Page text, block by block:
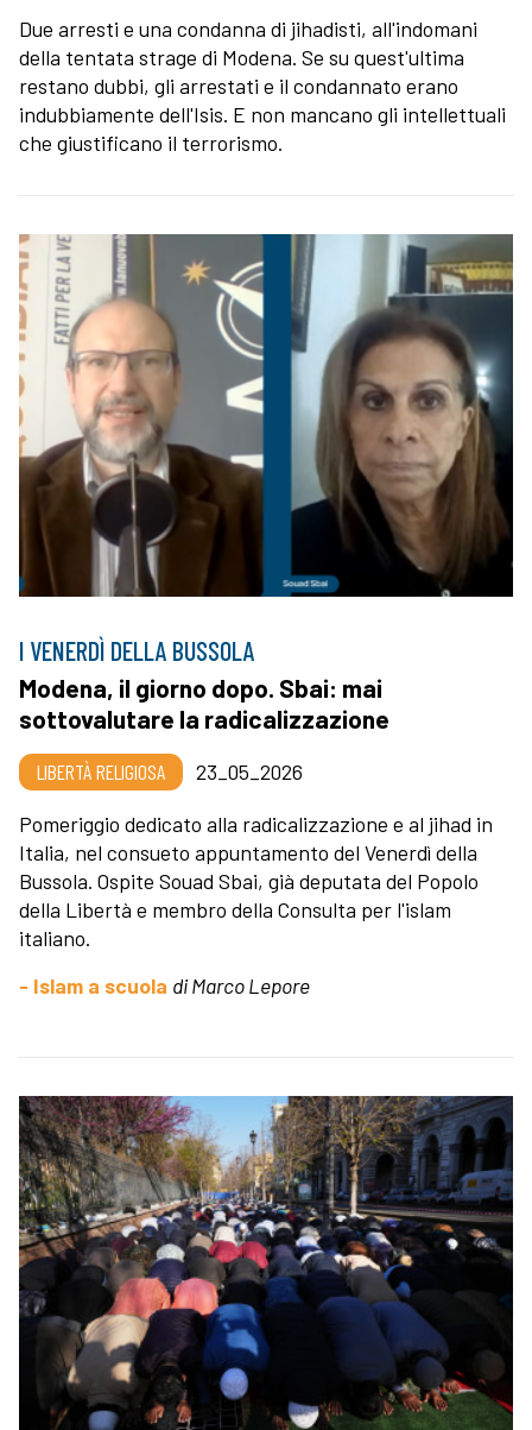
Due arresti e una condanna di jihadisti, all'indomani
della tentata strage di Modena. Se su quest'ultima
restano dubbi, gli arrestati e il condannato erano
indubbiamente dell'Isis. E non mancano gli intellettuali
che giustificano il terrorismo.
I VENERDÌ DELLA BUSSOLA
Modena, il giorno dopo. Sbai: mai
sottovalutare la radicalizzazione
LIBERTÀ RELIGIOSA
23_05_2026
Pomeriggio dedicato alla radicalizzazione e al jihad in
Italia, nel consueto appuntamento del Venerdì della
Bussola. Ospite Souad Sbai, già deputata del Popolo
della Libertà e membro della Consulta per l'islam
italiano.
- Islam a scuola di Marco Lepore